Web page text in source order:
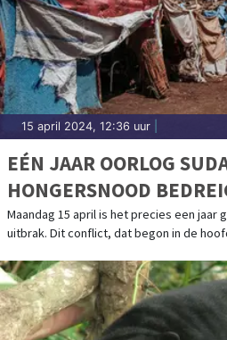
15 april 2024, 12:36 uur
EÉN JAAR OORLOG
HONGERSNOOD
MENSEN
Maandag 15 april is het precies een jaar
uitbrak. Dit conflict, dat begon in de